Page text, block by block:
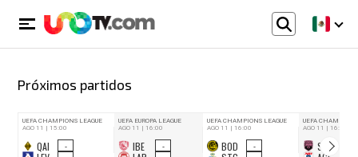
Próximos partidos